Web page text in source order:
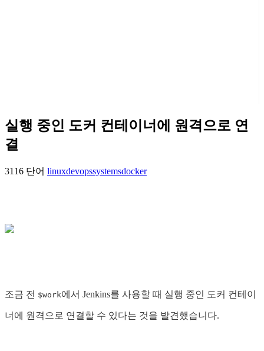
실행 중인 도커 컨테이너에 원격으로 연
결
3116 단어 linuxdevopssystemsdocker
조금 전 $work에서 Jenkins를 사용할 때 실행 중인 도커 컨테이
너에 원격으로 연결할 수 있다는 것을 발견했습니다.